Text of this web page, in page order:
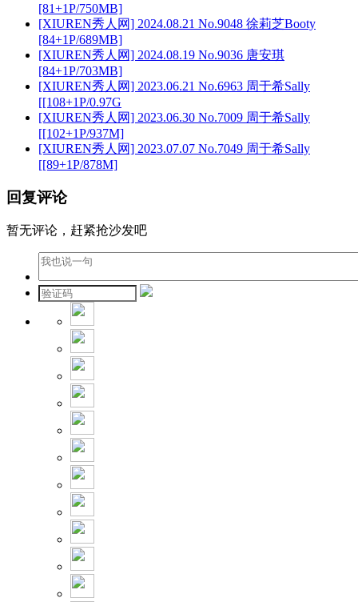
[81+1P/750MB]
[XIUREN秀人网] 2024.08.21 No.9048 徐莉芝Booty
[84+1P/689MB]
[XIUREN秀人网] 2024.08.19 No.9036 唐安琪
[84+1P/703MB]
[XIUREN秀人网] 2023.06.21 No.6963 周于希Sally
[[108+1P/0.97G
[XIUREN秀人网] 2023.06.30 No.7009 周于希Sally
[[102+1P/937M]
[XIUREN秀人网] 2023.07.07 No.7049 周于希Sally
[[89+1P/878M]
回复评论
暂无评论，赶紧抢沙发吧